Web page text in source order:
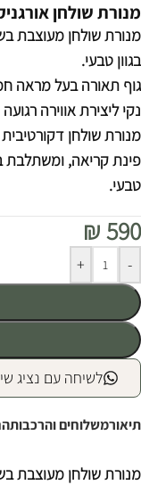
מנורת שולחן
מנורת שולחן מעוצבת
בגוון טבעי.
גוף תאורה בעל מראה
נקי ליצירת אווירה
מנורת שולחן
פינת קריאה, ומשתלבת
טבעי.
₪590
-
+Alternative:
לשיחה עם נציג
תיאורמשלוחים והרכבות
מנורת שולחן מעוצבת